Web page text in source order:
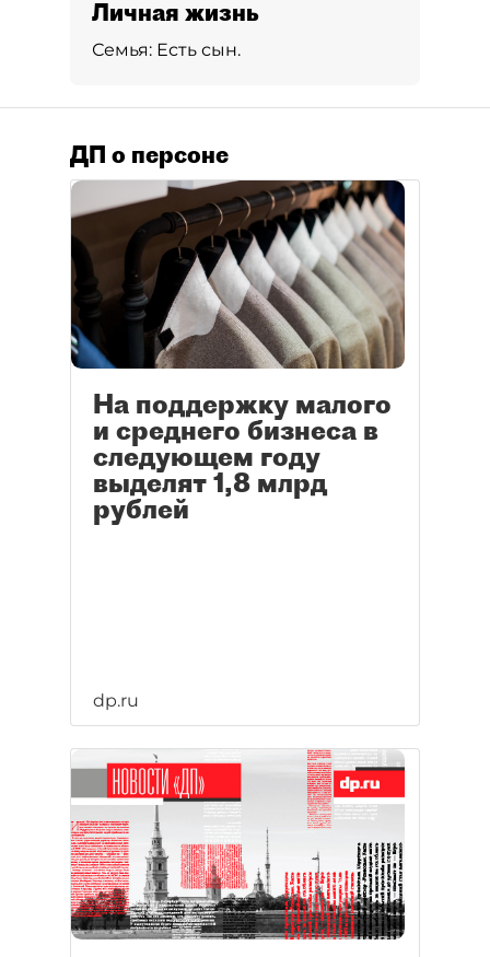
Личная жизнь
Семья: Есть сын.
ДП о персоне
На поддержку малого
и среднего бизнеса в
следующем году
выделят 1,8 млрд
рублей
dp.ru